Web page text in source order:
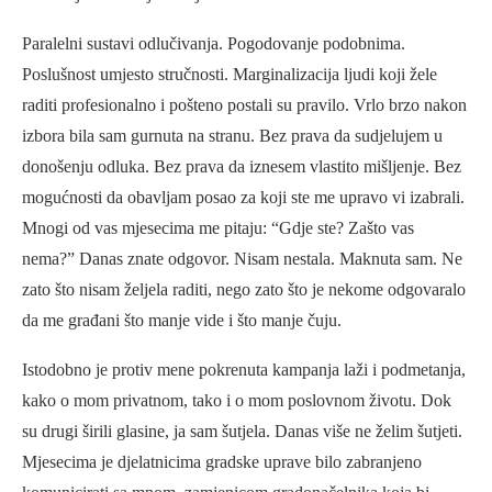
Paralelni sustavi odlučivanja. Pogodovanje podobnima.
Poslušnost umjesto stručnosti. Marginalizacija ljudi koji žele
raditi profesionalno i pošteno postali su pravilo. Vrlo brzo nakon
izbora bila sam gurnuta na stranu. Bez prava da sudjelujem u
donošenju odluka. Bez prava da iznesem vlastito mišljenje. Bez
mogućnosti da obavljam posao za koji ste me upravo vi izabrali.
Mnogi od vas mjesecima me pitaju: “Gdje ste? Zašto vas
nema?” Danas znate odgovor. Nisam nestala. Maknuta sam. Ne
zato što nisam željela raditi, nego zato što je nekome odgovaralo
da me građani što manje vide i što manje čuju.
Istodobno je protiv mene pokrenuta kampanja laži i podmetanja,
kako o mom privatnom, tako i o mom poslovnom životu. Dok
su drugi širili glasine, ja sam šutjela. Danas više ne želim šutjeti.
Mjesecima je djelatnicima gradske uprave bilo zabranjeno